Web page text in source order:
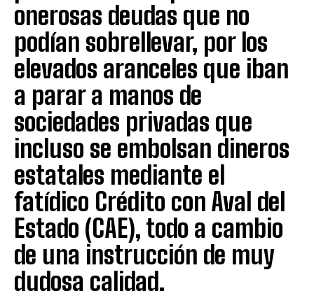
onerosas deudas que no
podían sobrellevar, por los
elevados aranceles que iban
a parar a manos de
sociedades privadas que
incluso se embolsan dineros
estatales mediante el
fatídico Crédito con Aval del
Estado (CAE), todo a cambio
de una instrucción de muy
dudosa calidad.